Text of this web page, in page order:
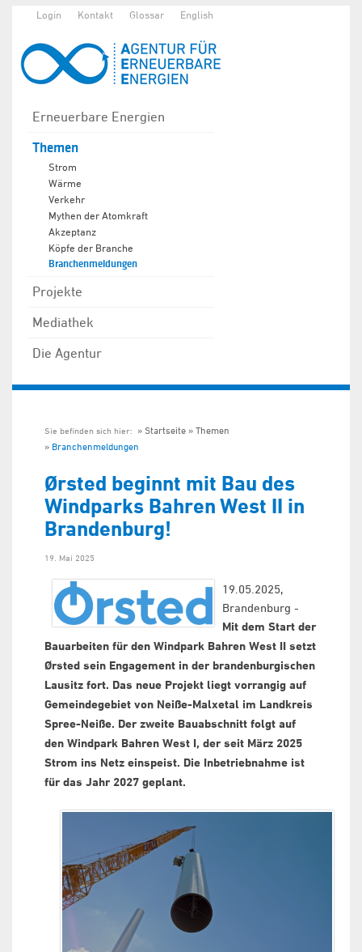
Login Kontakt Glossar English
Erneuerbare Energien
Themen
Strom
Wärme
Verkehr
Mythen der Atomkraft
Akzeptanz
Köpfe der Branche
Branchenmeldungen
Projekte
Mediathek
Die Agentur
Sie befinden sich hier: Startseite
Themen
Branchenmeldungen
Ørsted beginnt mit Bau des
Windparks Bahren West II in
Brandenburg!
19. Mai 2025
19.05.2025,
Brandenburg -
Mit dem Start der
Bauarbeiten für den Windpark Bahren West II setzt
Ørsted sein Engagement in der brandenburgischen
Lausitz fort. Das neue Projekt liegt vorrangig auf
Gemeindegebiet von Neiße-Malxetal im Landkreis
Spree-Neiße. Der zweite Bauabschnitt folgt auf
den Windpark Bahren West I, der seit März 2025
Strom ins Netz einspeist. Die Inbetriebnahme ist
für das Jahr 2027 geplant.